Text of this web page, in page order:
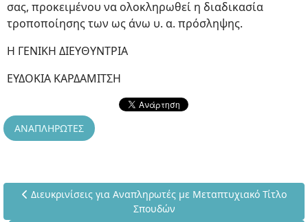
σας, προκειμένου να ολοκληρωθεί η διαδικασία
τροποποίησης των ως άνω υ. α. πρόσληψης.
Η ΓΕΝΙΚΗ ΔΙΕΥΘΥΝΤΡΙΑ
ΕΥΔΟΚΙΑ ΚΑΡΔΑΜΙΤΣΗ
ΑΝΑΠΛΗΡΩΤΕΣ
Προηγούμενο άρθρο: Διευκρινίσεις για Αναπληρωτές με
Διευκρινίσεις για Αναπληρωτές με Μεταπτυχιακό Τίτλο
Σπουδών